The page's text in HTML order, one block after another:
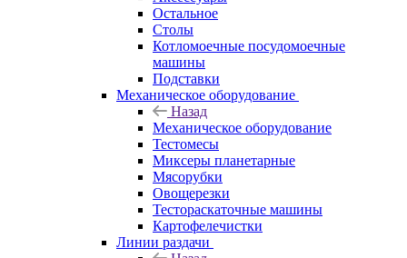
Остальное
Столы
Котломоечные посудомоечные
машины
Подставки
Механическое оборудование
Назад
Механическое оборудование
Тестомесы
Миксеры планетарные
Мясорубки
Овощерезки
Тестораскаточные машины
Картофелечистки
Линии раздачи